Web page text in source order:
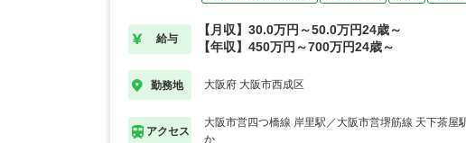
給与
【月収】30.0万円～50.0万円24歳～
【年収】450万円～700万円24歳～
勤務地 大阪府 大阪市西成区
アクセス
大阪市営四つ橋線 岸里駅／大阪市営堺筋線 天下茶屋
か